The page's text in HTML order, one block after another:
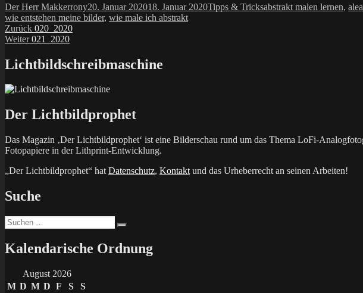
Autor
Der Herr MakkerronyVeröffentlicht
am
20. Januar 202018. Januar 2020Kategorien
Tipps & TricksSchlagwörter
abstrakt malen lernen,
wie entstehen meine bilder, wie male ich abstrakt
Beitragsnavigation
Zurück Vorheriger
Beitrag:
020_2020
Weiter Nächster
021_2020
Lichtbildschreibmaschine
Der Lichtbildprophet
Das Magazin ‚Der Lichtbildprophet‘ ist eine Bilderschau rund um das Thema LoFi-
Fotopapiere in der Lithprint-Entwicklung.
„Der Lichtbildprophet“ hat Datenschutz, Kontakt und das Urheberrecht an seinen Arbeiten!
Suche
Suchen
nach:
Kalendarische Ordnung
August 2026
M D M D F S
S